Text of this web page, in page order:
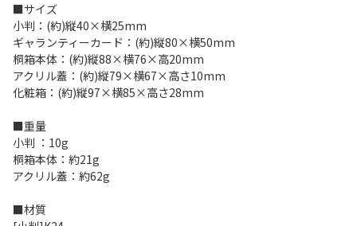
■サイズ
小判：(約)縦40×横25mm
ギャランティーカード：(約)縦80×横50mm
桐箱本体：(約)縦88×横76×高20mm
アクリル蓋：(約)縦79×横67×高さ10mm
化粧箱：(約)縦97×横85×高さ28mm
■重量
小判 ：10g
桐箱本体：約21g
アクリル蓋：約62g
■材質